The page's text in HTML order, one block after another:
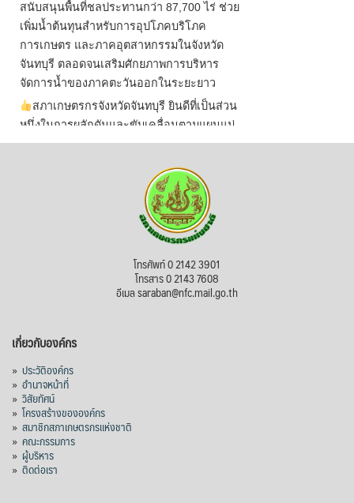
สนับสนุนพื้นที่ชลประทานกว่า 87,700 ไร่ ช่วย
เพิ่มน้ำต้นทุนสำหรับการอุปโภคบริโภค
การเกษตร และภาคอุตสาหกรรมในจังหวัด
จันทบุรี ตลอดจนเสริมศักยภาพการบริหาร
จัดการน้ำของภาคตะวันออกในระยะยาว
สภาเกษตรกรจังหวัดจันทบุรี ยินดีที่เป็นส่วน
หนึ่งในการผลักดันและขับเคลื่อนตามแผนแม่
บทเพื่อพั ...See More
ไม่สามารถดูเนื้อหานี้ได้ในขณะนี้
สภาเกษตรกรแห่งชาติ
กรมการค้าต่างประเทศ กระทรวงพาณิชย์ เปิด
ไทยในช่วง 6 เดือนของปี 2569 (ม.ค.-มิ.ย.) มี
1,205 ล้านดอลลาร์สหรัฐ (ประมาณ
38,003.15 ล้านบาท) ลดลง 27.69%
ปรับตัวลดลงตามสภาวะเศรษฐกิจและการค้า
โลก โดยตลาดส่งออกสำคัญ จีน ส่งออกได้
1.52 ล้านตัน ลด 61.71%
โทรศัพท์ 0 2142 3901
โทรสาร 0 2143 7608
อีเมล saraban@nfc.mail.go.th
เกี่ยวกับองค์กร
» ประวัติองค์กร
» อำนาจหน้าที่
» วิสัยทัศน์
» โครงสร้างขององค์กร
» สมาชิกสภาเกษตรกรแห่งชาติ
» คณะกรรมการ
» ผู้บริหาร
» ติดต่อเรา